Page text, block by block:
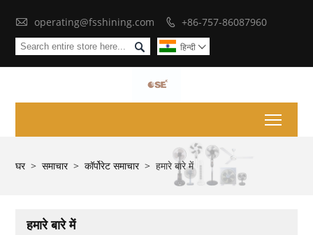
 operating@fsshining.com  +86-757-86087960
 हिन्दी 
घर > समाचार > कॉर्पोरेट समाचार > हमारे बारे में
हमारे बारे में